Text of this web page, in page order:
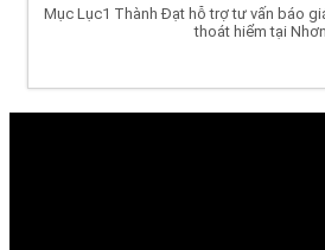
Mục Lục1 Thành Đạt hỗ trợ tư vấn báo
thoát hiểm tại